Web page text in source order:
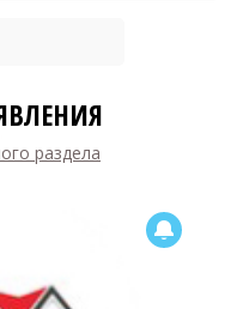
раздела